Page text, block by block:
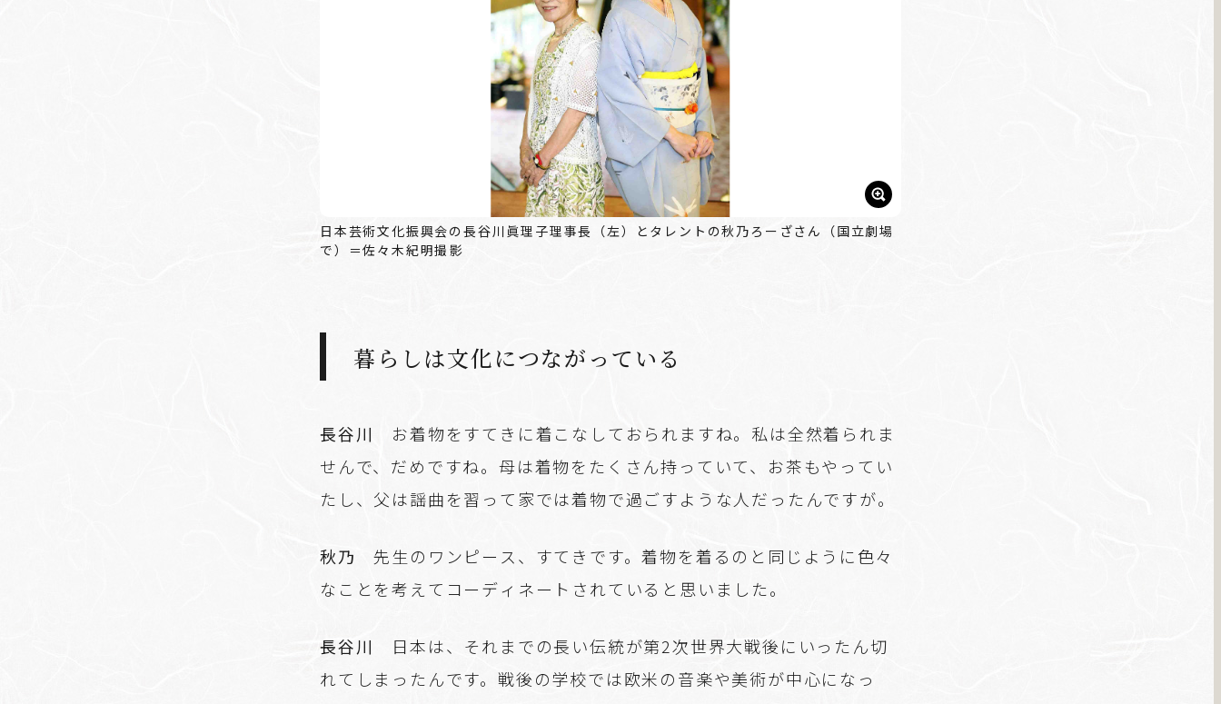
日本芸術文化振興会の長谷川眞理子理事長（左）とタレントの秋乃ろーざさん（国立劇場
で）＝佐々木紀明撮影
暮らしは文化につながっている
長谷川
お着物をすてきに着こなしておられますね。私は全然着られま
せんで、だめですね。母は着物をたくさん持っていて、お茶もやってい
たし、父は謡曲を習って家では着物で過ごすような人だったんですが。
秋乃 先生のワンピース、すてきです。着物を着るのと同じように色々
なことを考えてコーディネートされていると思いました。
長谷川
日本は、それまでの長い伝統が第2次世界大戦後にいったん切
れてしまったんです。戦後の学校では欧米の音楽や美術が中心になっ